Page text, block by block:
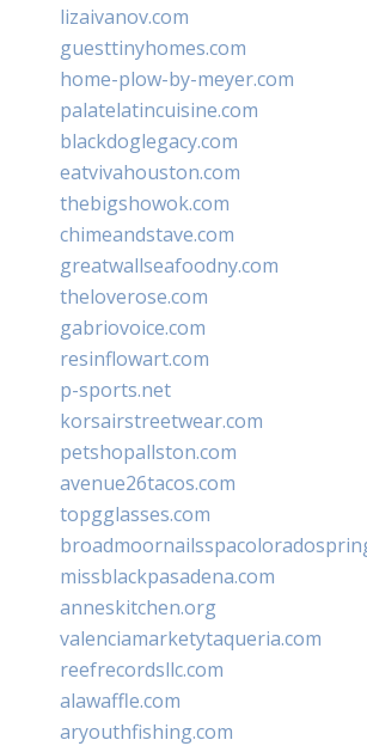
lizaivanov.com
guesttinyhomes.com
home-plow-by-meyer.com
palatelatincuisine.com
blackdoglegacy.com
eatvivahouston.com
thebigshowok.com
chimeandstave.com
greatwallseafoodny.com
theloverose.com
gabriovoice.com
resinflowart.com
p-sports.net
korsairstreetwear.com
petshopallston.com
avenue26tacos.com
topgglasses.com
missblackpasadena.com
anneskitchen.org
valenciamarketytaqueria.com
reefrecordsllc.com
alawaffle.com
aryouthfishing.com